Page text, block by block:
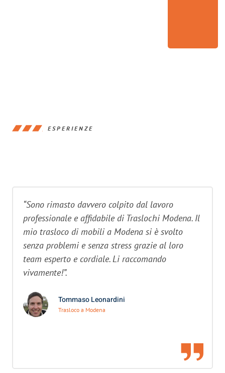
ESPERIENZE
“Sono rimasto davvero colpito dal lavoro
professionale e affidabile di Traslochi Modena. Il
mio trasloco di mobili a Modena si è svolto
senza problemi e senza stress grazie al loro
team esperto e cordiale. Li raccomando
vivamente!”.
Tommaso Leonardini
Trasloco a Modena